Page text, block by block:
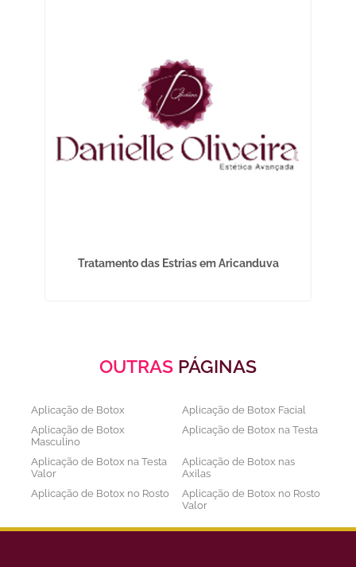
Tratamento das Estrias em Aricanduva
OUTRAS PÁGINAS
Aplicação de Botox
Aplicação de Botox Facial
Aplicação de Botox
Masculino
Aplicação de Botox na Testa
Aplicação de Botox na Testa
Valor
Aplicação de Botox nas
Axilas
Aplicação de Botox no Rosto
Aplicação de Botox no Rosto
Valor
Aplicação de Botox nos
Aplicação de Botox Preço